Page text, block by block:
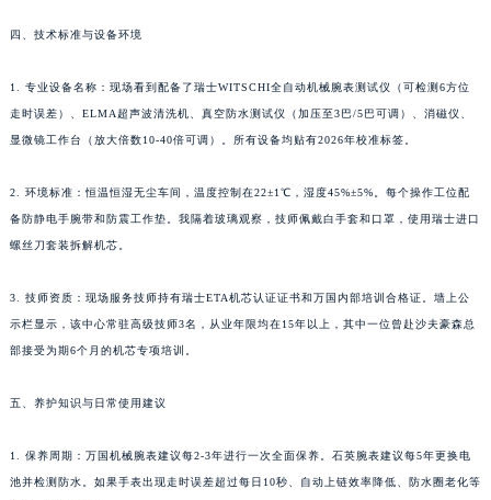
四、技术标准与设备环境
1. 专业设备名称：现场看到配备了瑞士WITSCHI全自动机械腕表测试仪（可检测6方位
走时误差）、ELMA超声波清洗机、真空防水测试仪（加压至3巴/5巴可调）、消磁仪、
显微镜工作台（放大倍数10-40倍可调）。所有设备均贴有2026年校准标签。
2. 环境标准：恒温恒湿无尘车间，温度控制在22±1℃，湿度45%±5%。每个操作工位配
备防静电手腕带和防震工作垫。我隔着玻璃观察，技师佩戴白手套和口罩，使用瑞士进口
螺丝刀套装拆解机芯。
3. 技师资质：现场服务技师持有瑞士ETA机芯认证证书和万国内部培训合格证。墙上公
示栏显示，该中心常驻高级技师3名，从业年限均在15年以上，其中一位曾赴沙夫豪森总
部接受为期6个月的机芯专项培训。
五、养护知识与日常使用建议
1. 保养周期：万国机械腕表建议每2-3年进行一次全面保养。石英腕表建议每5年更换电
池并检测防水。如果手表出现走时误差超过每日10秒、自动上链效率降低、防水圈老化等